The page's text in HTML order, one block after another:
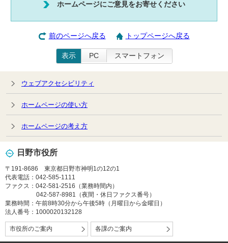
ホームページにご意見をお寄せください
前のページへ戻る トップページへ戻る
表示 PC スマートフォン
ウェブアクセシビリティ
ホームページの使い方
ホームページの考え方
日野市役所
〒191-8686 東京都日野市神明1の12の1
代表電話：042-585-1111
ファクス：042-581-2516（業務時間内）
042-587-8981（夜間・休日ファクス番号）
業務時間：午前8時30分から午後5時（月曜日から金曜日）
法人番号：1000020132128
市役所のご案内 各課のご案内